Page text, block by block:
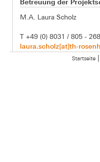
Betreuung der
M.A. Laura Scholz
T +49 (0) 8031 / 805 -
laura.scholz[at]th-
Startseite|